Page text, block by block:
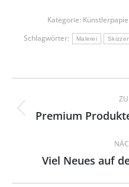
Kategorie:
Schlagwörter:
Malerei
Premium
Viel Neues auf